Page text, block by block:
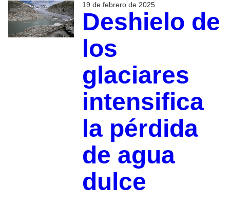
19 de febrero de 2025
Deshielo de
los
glaciares
intensifica
la pérdida
de agua
dulce